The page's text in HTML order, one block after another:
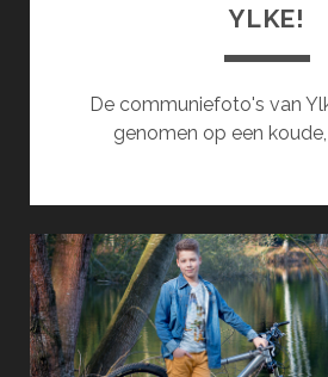
YLKE!
De communiefoto's van
genomen op een